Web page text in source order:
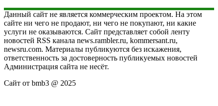
Данный сайт не является коммерческим проектом. На этом
сайте ни чего не продают, ни чего не покупают, ни какие
услуги не оказываются. Сайт представляет собой ленту
новостей RSS канала news.rambler.ru, kommersant.ru,
newsru.com. Материалы публикуются без искажения,
ответственность за достоверность публикуемых новостей
Администрация сайта не несёт.
Сайт от bmb3 @ 2025